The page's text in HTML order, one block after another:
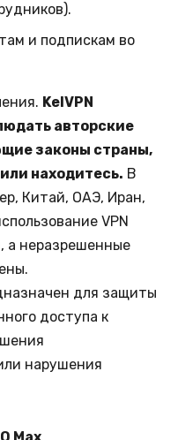
и подпискам во
KelVPN
авторские
законы страны,
находитесь. В
Китай, ОАЭ, Иран,
VPN
а неразрешенные
для защиты
доступа к
нарушения